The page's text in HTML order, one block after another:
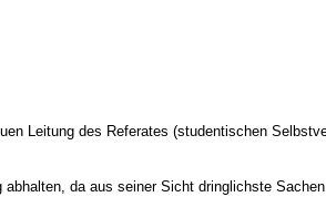
Leitung des Referates (studentischen
da aus seiner Sicht dringlichste